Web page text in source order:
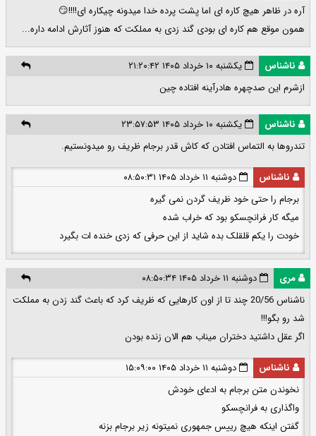
آره در ظاهر هیچ کاره ای اما پشت پرده خدا میدونه چیکاره ای!!!!😏
همون موقع هم کاره ای بودی گند زدی به مملکت که هنوز آثارش ادامه داره...
ناشناس
یکشنبه ۱۰ خرداد ۱۴۰۵ ۲۱:۲۰:۴۲
ازشرم این صدچهره هادرآینه افتاده چین
ناشناس
یکشنبه ۱۰ خرداد ۱۴۰۵ ۲۳:۵۷:۵۳
تندروها به التماس افتادن که کاش قدر برجام ظریف رو میدونستیم.
ناشناس
دوشنبه ۱۱ خرداد ۱۴۰۵ ۰۸:۵۰:۳۱
برجام را حتی خود ظریف گردن نمی گیره
میگه کار فرانچسکو بود که خراب شده
خودت را یکم قلقلک بده شاید از این حرفی که زدی خنده ات بگیرد
مری
دوشنبه ۱۱ خرداد ۱۴۰۵ ۰۸:۵۰:۳۴
ناشناس 20/56 چند تا از اون کارهایی که ظریف کرد که باعث گند زدن به مملکت
شد رو بگو!!!
اگر عقل داشتید دختران میناب هم الان زنده بودن
ناشناس
دوشنبه ۱۱ خرداد ۱۴۰۵ ۱۵:۰۹:۰۰
نخوندن متن برجام به ادعای خودش
واگذاری به فرانچسکو
گفتن اینکه هیچ رییس جمهوری نمیتونه زیر برجام بزنه